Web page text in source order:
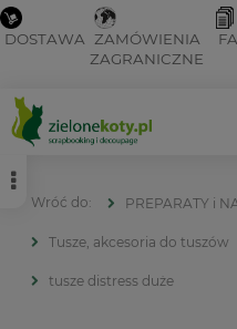
DOSTAWA ZAMÓWIENIA
ZAGRANICZNE
PREPARATY i
Tusze, akcesoria do tuszów
tusze distress duże